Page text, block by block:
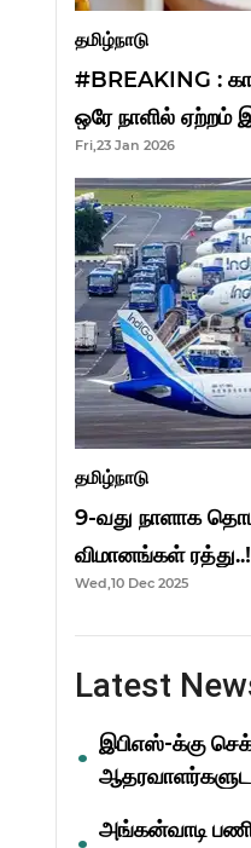
தமிழ்நாடு
#BREAKING :
ஒரே நாளில்
Fri,23 Jan 2026
தமிழ்நாடு
9-வது நாளாக
விமானங்கள் ரத்து..!
Wed,10 Dec 2025
Latest
இபிஎஸ்-க்கு
அங்கன்வாடி